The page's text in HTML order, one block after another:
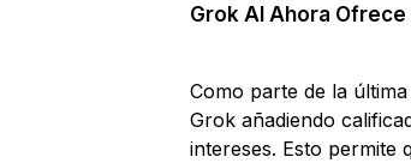
Grok AI Ahora
Como parte de la
Grok añadiendo
intereses. Esto permite